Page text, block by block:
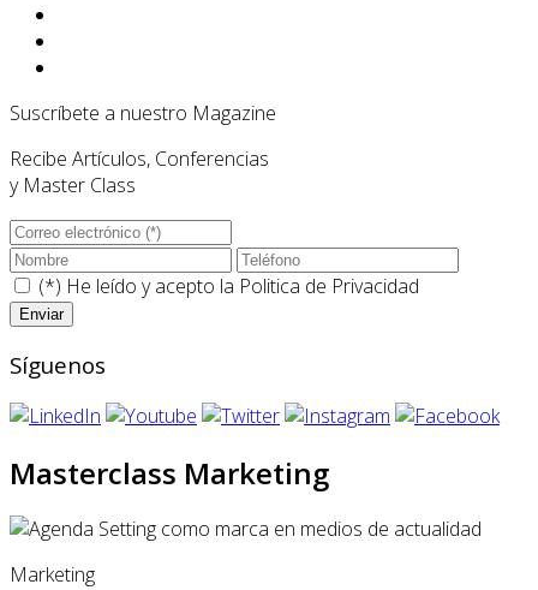
Suscríbete a nuestro Magazine
Recibe Artículos, Conferencias
y Master Class
(*) He leído y acepto la Politica de Privacidad
Síguenos
Masterclass Marketing
Marketing